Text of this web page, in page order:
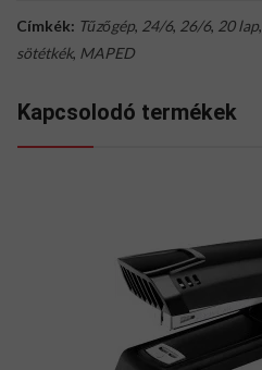
Címkék: Tűzőgép, 24/6, 26/6, 20 lap,
sötétkék, MAPED
Kapcsolodó termékek